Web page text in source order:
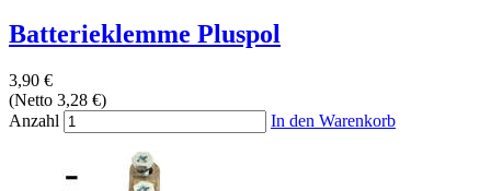
Batterieklemme Pluspol
3,90 €
(Netto 3,28 €)
Anzahl
In den Warenkorb